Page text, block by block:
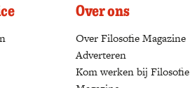
Over ons
Over Filosofie Magazine
Adverteren
Kom werken bij Filosofie